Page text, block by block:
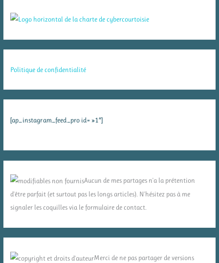
Politique de confidentialité
[ap_instagram_feed_pro id= »1″]
Aucun de mes partages n'a la prétention
d'être parfait (et surtout pas les longs articles). N'hésitez pas à me
signaler les coquilles via le formulaire de contact.
Merci de ne pas partager de versions